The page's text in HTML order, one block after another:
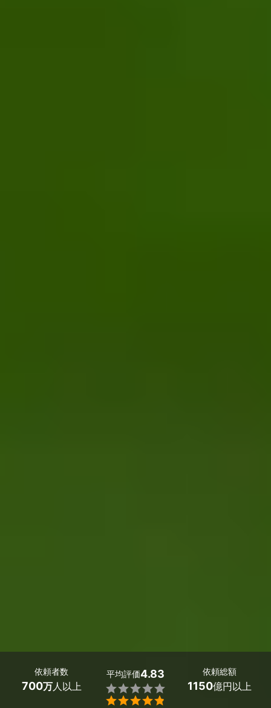
依頼者数
700万人以上
平均評価4.83


依頼総額
1150億円以上